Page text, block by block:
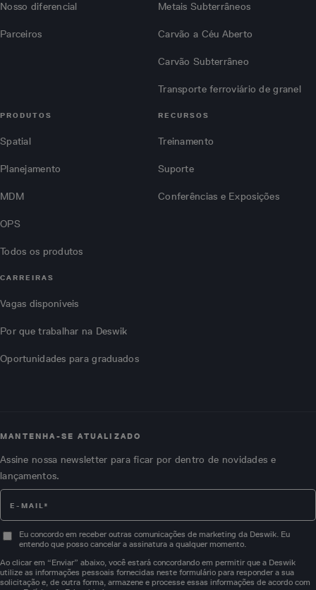
Nosso diferencial
Parceiros
Metais Subterrâneos
Carvão a Céu Aberto
Carvão Subterrâneo
Transporte ferroviário de granel
PRODUTOS
Spatial
Planejamento
MDM
OPS
Todos os produtos
RECURSOS
Treinamento
Suporte
Conferências e Exposições
CARREIRAS
Vagas disponíveis
Por que trabalhar na Deswik
Oportunidades para graduados
MANTENHA-SE ATUALIZADO
Assine nossa newsletter para ficar por dentro de novidades e
lançamentos.
Eu concordo em receber outras comunicações de marketing da Deswik. Eu
entendo que posso cancelar a assinatura a qualquer momento.
Ao clicar em “Enviar” abaixo, você estará concordando em permitir que a Deswik
utilize as informações pessoais fornecidas neste formulário para responder a sua
solicitação e, de outra forma, armazene e processe essas informações de acordo com